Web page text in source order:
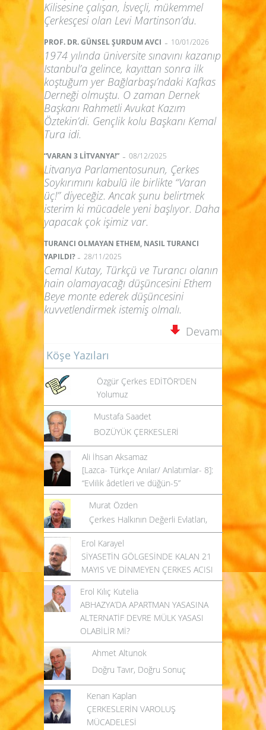
Kilisesine çalışan, İsveçli, mükemmel
Çerkesçesi olan Levi Martinson’du.
PROF. DR. GÜNSEL ŞURDUM AVCI - 10/01/2026
1974 yılında üniversite sınavını kazanıp
Istanbul’a gelince, kayıttan sonra ilk
koştuğum yer Bağlarbaşı’ndaki Kafkas
Derneği olmuştu. O zaman Dernek
Başkanı Rahmetli Avukat Kazım
Öztekin’di. Gençlik kolu Başkanı Kemal
Tura idi.
“VARAN 3 LİTVANYA!” - 08/12/2025
Litvanya Parlamentosunun, Çerkes
Soykırımını kabulü ile birlikte “Varan
üç!” diyeceğiz. Ancak şunu belirtmek
isterim ki mücadele yeni başlıyor. Daha
yapacak çok işimiz var.
TURANCI OLMAYAN ETHEM, NASIL TURANCI
YAPILDI? - 28/11/2025
Cemal Kutay, Türkçü ve Turancı olanın
hain olamayacağı düşüncesini Ethem
Beye monte ederek düşüncesini
kuvvetlendirmek istemiş olmalı.
Devamı
Köşe Yazıları
Özgür Çerkes EDİTÖR'DEN
Yolumuz
Mustafa Saadet
BOZÜYÜK ÇERKESLERİ
Ali İhsan Aksamaz
[Lazca- Türkçe Anılar/ Anlatımlar- 8]:
“Evlilik âdetleri ve düğün-5”
Murat Özden
Çerkes Halkının Değerli Evlatları,
Erol Karayel
SİYASETİN GÖLGESİNDE KALAN 21
MAYIS VE DİNMEYEN ÇERKES ACISI
Erol Kılıç Kutelia
ABHAZYA’DA APARTMAN YASASINA
ALTERNATİF DEVRE MÜLK YASASI
OLABİLİR Mİ?
Ahmet Altunok
Doğru Tavır, Doğru Sonuç
Kenan Kaplan
ÇERKESLERİN VAROLUŞ
MÜCADELESİ